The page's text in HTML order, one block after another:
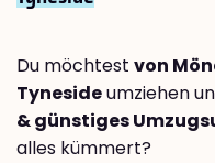
Du möchtest von
Tynesideumziehen
& günstiges
alles kümmert?